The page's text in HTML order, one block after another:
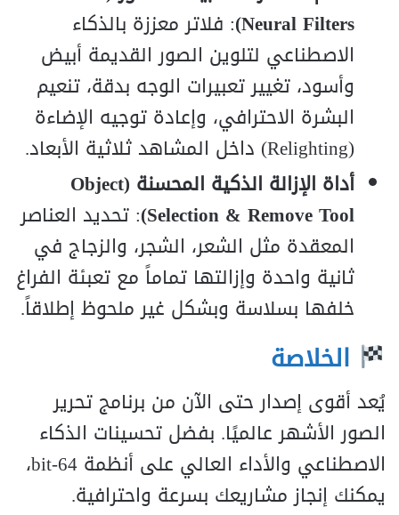
Neural Filters) : فلاتر معززة بالذكاء
الاصطناعي لتلوين الصور القديمة أبيض
وأسود، تغيير تعبيرات الوجه بدقة، تنعيم
البشرة الاحترافي، وإعادة توجيه الإضاءة
(Relighting) داخل المشاهد ثلاثية الأبعاد.
أداة الإزالة الذكية المحسنة (Object
Selection & Remove Tool) : تحديد العناصر
المعقدة مثل الشعر، الشجر، والزجاج في
ثانية واحدة وإزالتها تماماً مع تعبئة الفراغ
خلفها بسلاسة وبشكل غير ملحوظ إطلاقاً.
الخلاصة
يُعد أقوى إصدار حتى الآن من برنامج تحرير
الصور الأشهر عالميًا. بفضل تحسينات الذكاء
الاصطناعي والأداء العالي على أنظمة 64‑bit،
يمكنك إنجاز مشاريعك بسرعة واحترافية.